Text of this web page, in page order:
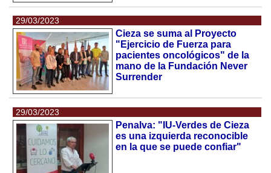
29/03/2023
Cieza se suma al Proyecto
"Ejercicio de Fuerza para
pacientes oncológicos" de la
mano de la Fundación Never
Surrender
29/03/2023
Penalva: "IU-Verdes de Cieza
es una izquierda reconocible
en la que se puede confiar"